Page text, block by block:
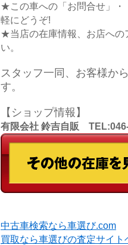
★この車への「お問合せ」・
軽にどうぞ!
★当店の在庫情報、お店への
い。
スタッフ一同、お客様か
す。
【ショップ情報】
有限会社 鈴吉自販
中古車検索なら車選び.com
買取なら車選びの査定サイト